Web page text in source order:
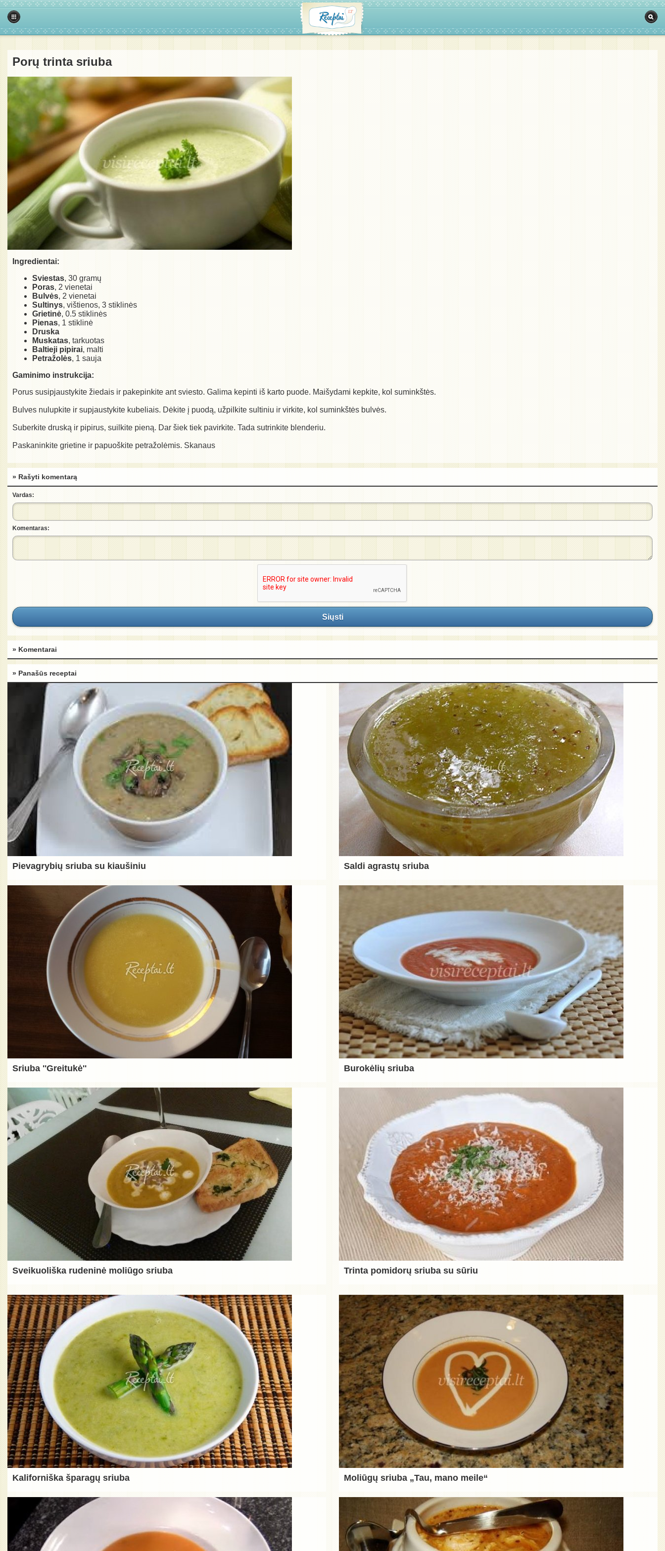
Porų trinta sriuba
Ingredientai:
Sviestas, 30 gramų
Poras, 2 vienetai
Bulvės, 2 vienetai
Sultinys, vištienos, 3 stiklinės
Grietinė, 0.5 stiklinės
Pienas, 1 stiklinė
Druska
Muskatas, tarkuotas
Baltieji pipirai, malti
Petražolės, 1 sauja
Gaminimo instrukcija:
Porus susipjaustykite žiedais ir pakepinkite ant sviesto. Galima kepinti iš karto puode. Maišydami kepkite, kol suminkštės.
Bulves nulupkite ir supjaustykite kubeliais. Dėkite į puodą, užpilkite sultiniu ir virkite, kol suminkštės bulvės.
Suberkite druską ir pipirus, suilkite pieną. Dar šiek tiek pavirkite. Tada sutrinkite blenderiu.
Paskaninkite grietine ir papuoškite petražolėmis. Skanaus
» Rašyti komentarą
Vardas:
Komentaras:
Siųsti
» Komentarai
» Panašūs receptai
Pievagrybių sriuba su kiaušiniu Saldi agrastų sriuba
Sriuba ''Greitukė'' Burokėlių sriuba
Sveikuoliška rudeninė moliūgo sriuba Trinta pomidorų sriuba su sūriu
Kaliforniška šparagų sriuba Moliūgų sriuba „Tau, mano meile“